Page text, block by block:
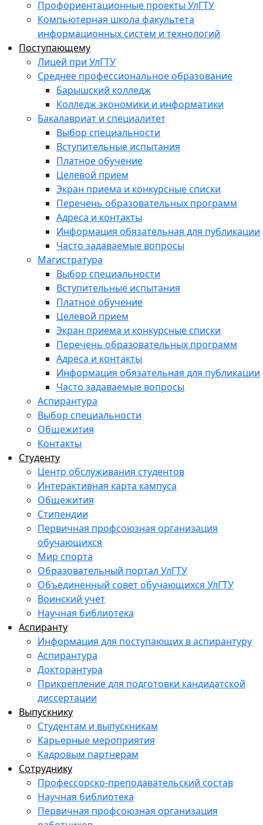
Профориентационные проекты УлГТУ
Компьютерная школа факультета
информационных систем и технологий
Поступающему
Лицей при УлГТУ
Среднее профессиональное образование
Барышский колледж
Колледж экономики и информатики
Бакалавриат и специалитет
Выбор специальности
Вступительные испытания
Платное обучение
Целевой прием
Экран приема и конкурсные списки
Перечень образовательных программ
Адреса и контакты
Информация обязательная для публикации
Часто задаваемые вопросы
Магистратура
Выбор специальности
Вступительные испытания
Платное обучение
Целевой прием
Экран приема и конкурсные списки
Перечень образовательных программ
Адреса и контакты
Информация обязательная для публикации
Часто задаваемые вопросы
Аспирантура
Выбор специальности
Общежития
Контакты
Студенту
Центр обслуживания студентов
Интерактивная карта кампуса
Общежития
Стипендии
Первичная профсоюзная организация
обучающихся
Мир спорта
Образовательный портал УлГТУ
Объединенный совет обучающихся УлГТУ
Воинский учет
Научная библиотека
Аспиранту
Информация для поступающих в аспирантуру
Аспирантура
Докторантура
Прикрепление для подготовки кандидатской
диссертации
Выпускнику
Студентам и выпускникам
Карьерные мероприятия
Кадровым партнерам
Сотруднику
Профессорско-преподавательский состав
Научная библиотека
Первичная профсоюзная организация